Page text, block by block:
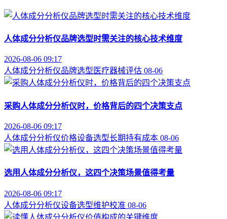
人体成分分析仪品牌选型时需关注的核心技术维度
2026-08-06 09:17
人体成分分析仪品牌选型 医疗器械评估 08-06
采购人体成分分析仪时，价格背后的四个决策支点
2026-08-06 09:17
人体成分分析仪价格设备选型长期持有成本 08-06
选用人体成分分析仪，这四个决策场景值得考量
2026-08-06 09:17
人体成分分析仪设备选型维护校准 08-06